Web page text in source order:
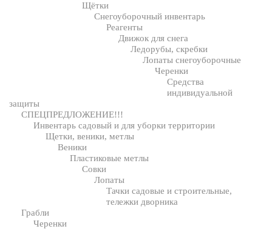
Щётки
Снегоуборочный инвентарь
Реагенты
Движок для снега
Ледорубы, скребки
Лопаты снегоуборочные
Черенки
Средства
индивидуальной
защиты
СПЕЦПРЕДЛОЖЕНИЕ!!!
Инвентарь садовый и для уборки территории
Щетки, веники, метлы
Веники
Пластиковые метлы
Совки
Лопаты
Тачки садовые и строительные,
тележки дворника
Грабли
Черенки